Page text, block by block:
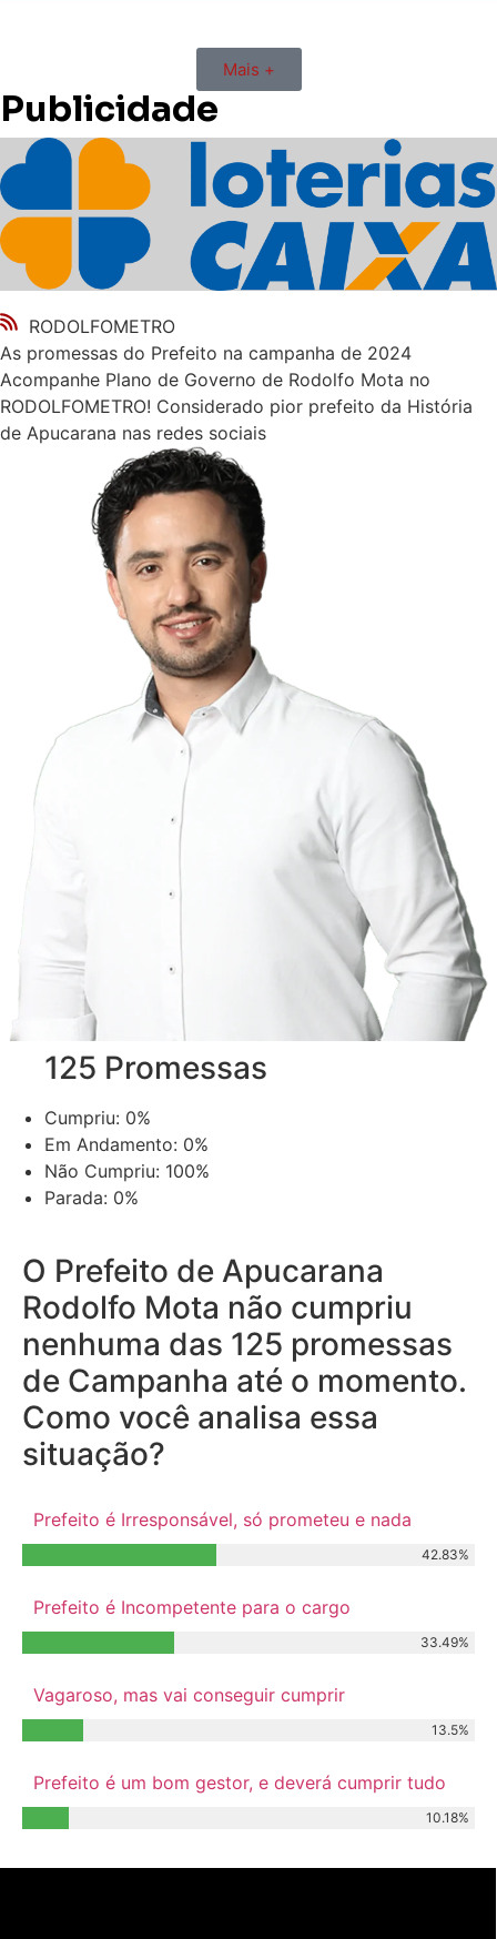
Mais +
Publicidade
RODOLFOMETRO
As promessas do Prefeito na campanha de 2024
Acompanhe Plano de Governo de Rodolfo Mota no
RODOLFOMETRO! Considerado pior prefeito da História
de Apucarana nas redes sociais
125 Promessas
Cumpriu: 0%
Em Andamento: 0%
Não Cumpriu: 100%
Parada: 0%
O Prefeito de Apucarana
Rodolfo Mota não cumpriu
nenhuma das 125 promessas
de Campanha até o momento.
Como você analisa essa
situação?
Prefeito é Irresponsável, só prometeu e nada
42.83%
Prefeito é Incompetente para o cargo
33.49%
Vagaroso, mas vai conseguir cumprir
13.5%
Prefeito é um bom gestor, e deverá cumprir tudo
10.18%